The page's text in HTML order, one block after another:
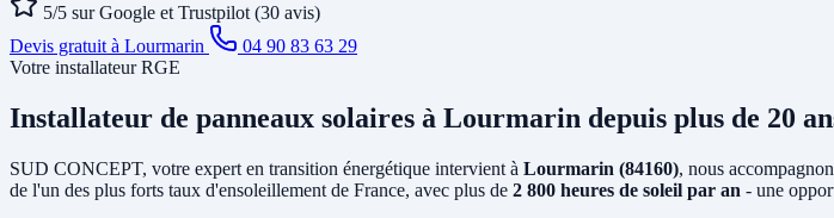
5/5 sur Google et Trustpilot (30 avis)
Devis gratuit à Lourmarin
04 90 83 63 29
Votre installateur RGE
Installateur de panneaux solaires à Lourmarin depuis plus de 20
SUD CONCEPT, votre expert en transition énergétique intervient à Lourmarin (84160), nous
de l'un des plus forts taux d'ensoleillement de France, avec plus de 2 800 heures de soleil par an - une